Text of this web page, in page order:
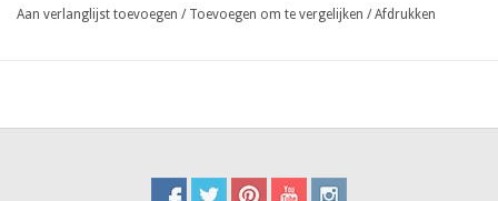
Aan verlanglijst toevoegen / Toevoegen om te vergelijken /Afdrukken